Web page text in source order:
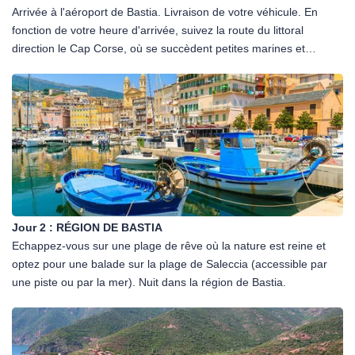
- Assurance des personnes transportées (inclus PAI : 6,25€/jour).
- Participation au coût d'immatriculation (PCI).
- Surcharge aéroport (TAPT : 41,50€).
- 1 accessoire offert : 1er siège bébé ou 1er rehausseur (1CSS).
- Aller simple «One Way » à partir de 3 jours (OWF).
- Période de grâce : 1 heure avant facturation d'un jour
supplémentaire.
REMISE DU VÉHICULE
- Prise en charge ou retour du véhicule à l'aéroport.
- Véhicule pris et rendu avec le même niveau de carburant.
- Le véhicule doit être rendu dans un état conforme au départ.
LE PRIX NE COMPREND PAS
- Le carburant.
- Le dépôt de caution par empreinte carte de crédit.
- Tout ce qui n'est pas mentionné dans « Le prix comprend ».
Arrivée à l'aéroport de Bastia. Livraison de votre véhicule. En
fonction de votre heure d'arrivée, suivez la route du littoral
direction le Cap Corse, où se succèdent petites marines et
Un petit détour jusqu'à Centuri et pourquoi pas une dernière
photo souvenir sur la pointe de l'île à Barcaggio. Nuit dans la
région de Bastia.
Jour 2 : RÉGION DE BASTIA
Echappez-vous sur une plage de rêve où la nature est reine et
optez pour une balade sur la plage de Saleccia (accessible par
une piste ou par la mer). Nuit dans la région de Bastia.